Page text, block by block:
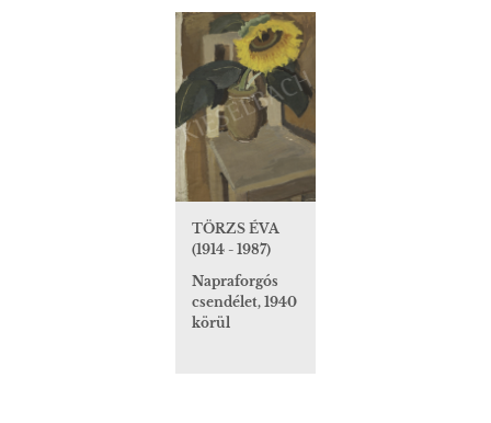
TÖRZS ÉVA
(1914 - 1987)
Napraforgós
csendélet, 1940
körül